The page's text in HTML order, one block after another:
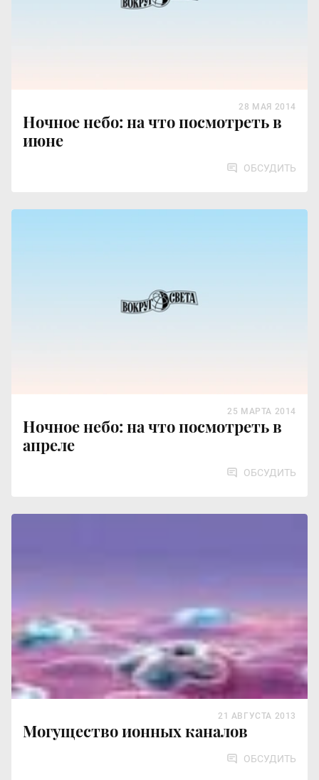
Ночное небо: на что посмотреть в
июне
28 МАЯ 2014
ОБСУДИТЬ
Ночное небо: на что посмотреть в
апреле
25 МАРТА 2014
ОБСУДИТЬ
Могущество ионных каналов
21 АВГУСТА 2013
ОБСУДИТЬ